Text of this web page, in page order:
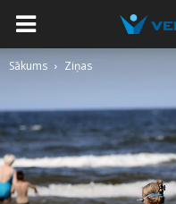
Sākums Ziņas